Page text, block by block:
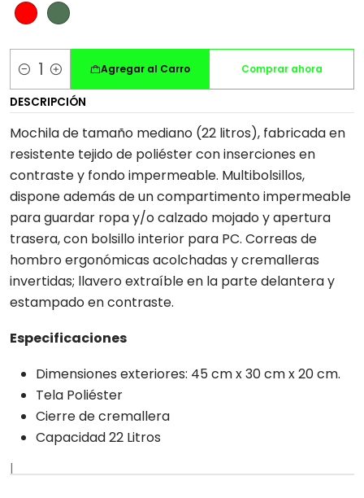
Cantidad
Agregar al Carro Comprar ahora
DESCRIPCIÓN
Mochila de tamaño mediano (22 litros), fabricada en
resistente tejido de poliéster con inserciones en
contraste y fondo impermeable. Multibolsillos,
dispone además de un compartimento impermeable
para guardar ropa y/o calzado mojado y apertura
trasera, con bolsillo interior para PC. Correas de
hombro ergonómicas acolchadas y cremalleras
invertidas; llavero extraíble en la parte delantera y
estampado en contraste.
Especificaciones
Dimensiones exteriores: 45 cm x 30 cm x 20 cm.
Tela Poliéster
Cierre de cremallera
Capacidad 22 Litros
|